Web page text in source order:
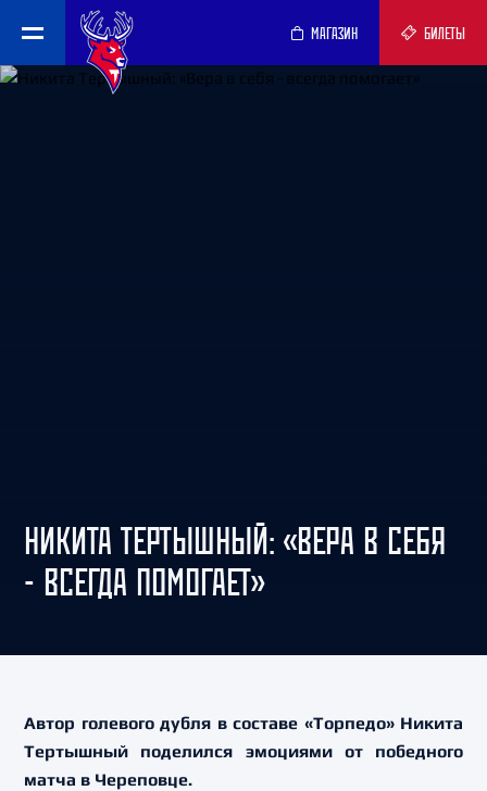
МАГАЗИН БИЛЕТЫ
НИКИТА ТЕРТЫШНЫЙ: «ВЕРА В СЕБЯ
- ВСЕГДА ПОМОГАЕТ»
Автор голевого дубля в составе «Торпедо» Никита
Тертышный поделился эмоциями от победного
матча в Череповце.